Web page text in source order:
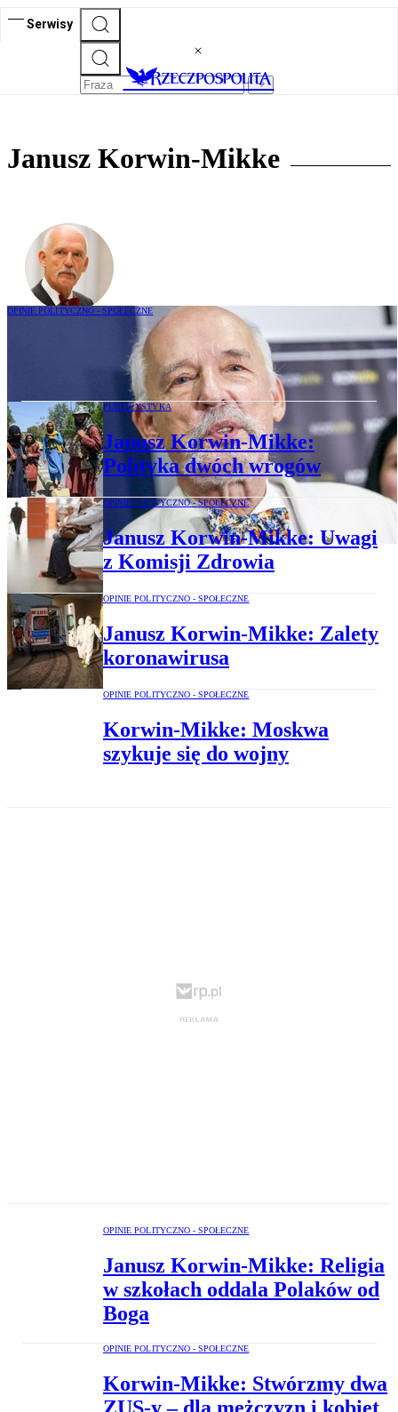
Serwisy
Janusz Korwin-Mikke
OPINIE POLITYCZNO - SPOŁECZNE
Janusz Korwin-Mikke: ZBiR pręży
PUBLICYSTYKA
Janusz Korwin-Mikke:
Polityka dwóch wrogów
OPINIE POLITYCZNO - SPOŁECZNE
Janusz Korwin-Mikke: Uwagi
z Komisji Zdrowia
OPINIE POLITYCZNO - SPOŁECZNE
Janusz Korwin-Mikke: Zalety
koronawirusa
OPINIE POLITYCZNO - SPOŁECZNE
Korwin-Mikke: Moskwa
szykuje się do wojny
OPINIE POLITYCZNO - SPOŁECZNE
Janusz Korwin-Mikke: Religia
w szkołach oddala Polaków od
Boga
OPINIE POLITYCZNO - SPOŁECZNE
Korwin-Mikke: Stwórzmy dwa
ZUS-y – dla mężczyzn i kobiet